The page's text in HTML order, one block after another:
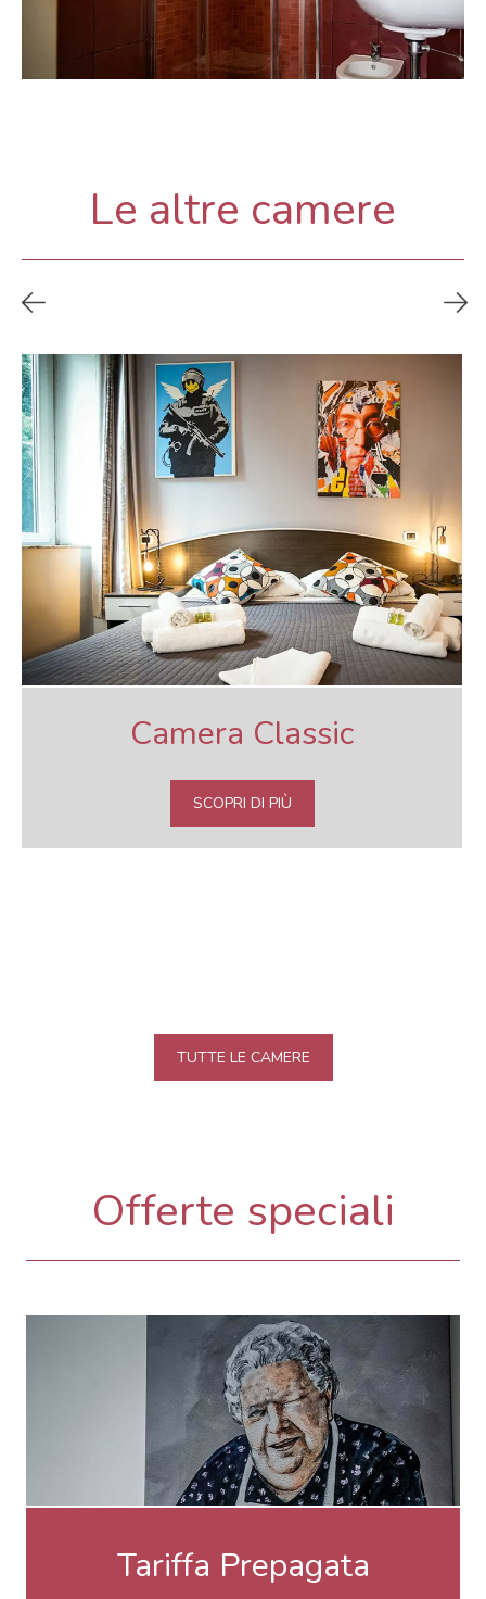
Le altre camere
Camera Classic
SCOPRI DI PIÙ
TUTTE LE CAMERE
Offerte speciali
Tariffa Prepagata